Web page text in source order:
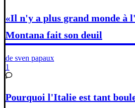
«Il n'y a plus grand monde à
Montana fait son deuil
de sven papaux
1
Pourquoi l'Italie est tant